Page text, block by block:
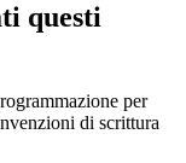
questi
per
di scrittura